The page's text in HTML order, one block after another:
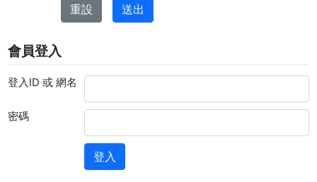
會員登入
登入ID 或 網名
密碼